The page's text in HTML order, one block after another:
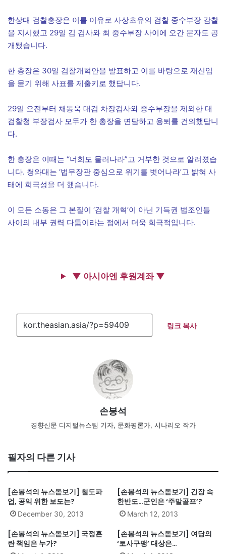
한상대 검찰총장은 이를 이유로 사상초유의 검찰 중수부장 감찰
을 지시했고 29일 김 검사와 최 중수부장 사이에 오간 문자도 공
개됐습니다.
한 총장은 30일 검찰개혁안을 발표하고 이를 바탕으로 재신임
을 묻기 위해 사표를 제출키로 했답니다.
29일 오전부터 채동욱 대검 차장검사와 중수부장을 제외한 대
검찰청 부장검사 모두가 한 총장을 면담하고 용퇴를 건의했답니
다.
한 총장은 이때는 “너희도 물러나라”고 거부한 것으로 알려졌습
니다. 청와대는 ‘법무장관 중심으로 위기를 벗어나라’고 밝혀 사
태에 희극성을 더 했습니다.
이 모든 소동은 그 본질이 ‘검찰 개혁’이 아닌 기득권 법조인들
사이의 내부 권력 다툼이라는 점에서 더욱 희극적입니다.
▼ 아시아엔 후원계좌 ▼
링크 복사
손봉석
경향신문 디지털뉴스팀 기자, 문화평론가, 시나리오 작가
필자의 다른 기사
[손봉석의 뉴스돋보기] 철도파
업, 공익 위한 보도는?
December 30, 2013
[손봉석의 뉴스돋보기] 긴장 속
한반도…군인은 ‘주말골프’?
March 12, 2013
[손봉석의 뉴스돋보기] 국정혼
란 책임은 누가?
[손봉석의 뉴스돋보기] 여당의
‘토사구팽’ 대상은…